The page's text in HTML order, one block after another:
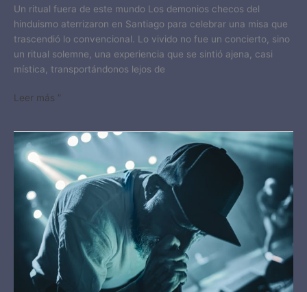
Un ritual fuera de este mundo Los demonios checos del
hinduismo aterrizaron en Santiago para celebrar una misa que
trascendió lo convencional. Lo vivido no fue un concierto, sino
un ritual solemne, una experiencia que se sintió ajena, casi
mística, transportándonos lejos de
Leer más ”
IN
FLAMES
EN
21/04/2026​